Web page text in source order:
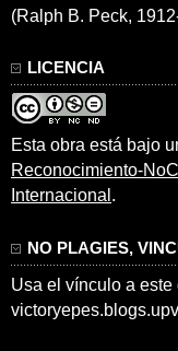
(Ralph B. Peck,
LICENCIA
Esta obra está bajo
Reconocimiento-
Internacional .
NO PLAGIES,
Usa el vínculo a